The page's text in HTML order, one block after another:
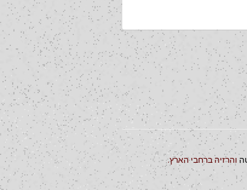
והרזיה ברחבי הארץ.